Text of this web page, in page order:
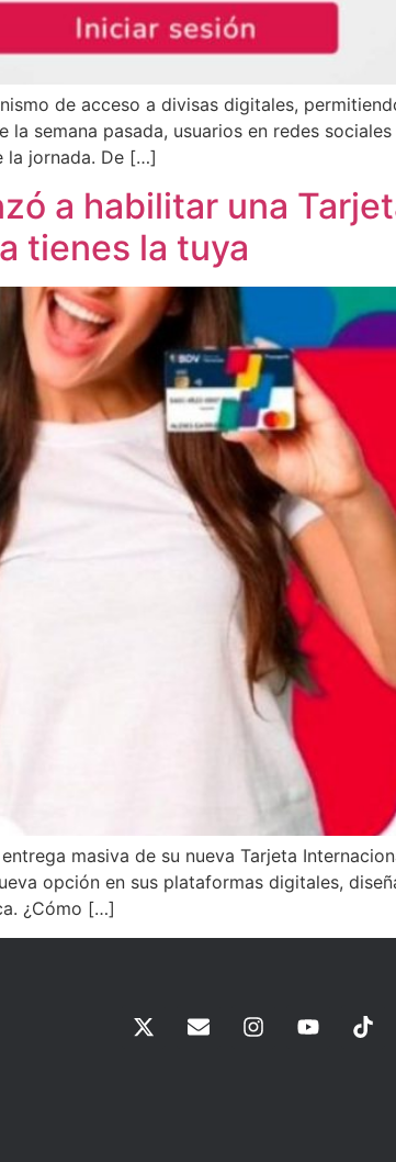
de acceso a divisas digitales,
la semana pasada, usuarios en redes
la jornada. De […]
a habilitar una
tienes la tuya
masiva de su nueva Tarjeta
opción en sus plataformas digitales,
¿Cómo […]